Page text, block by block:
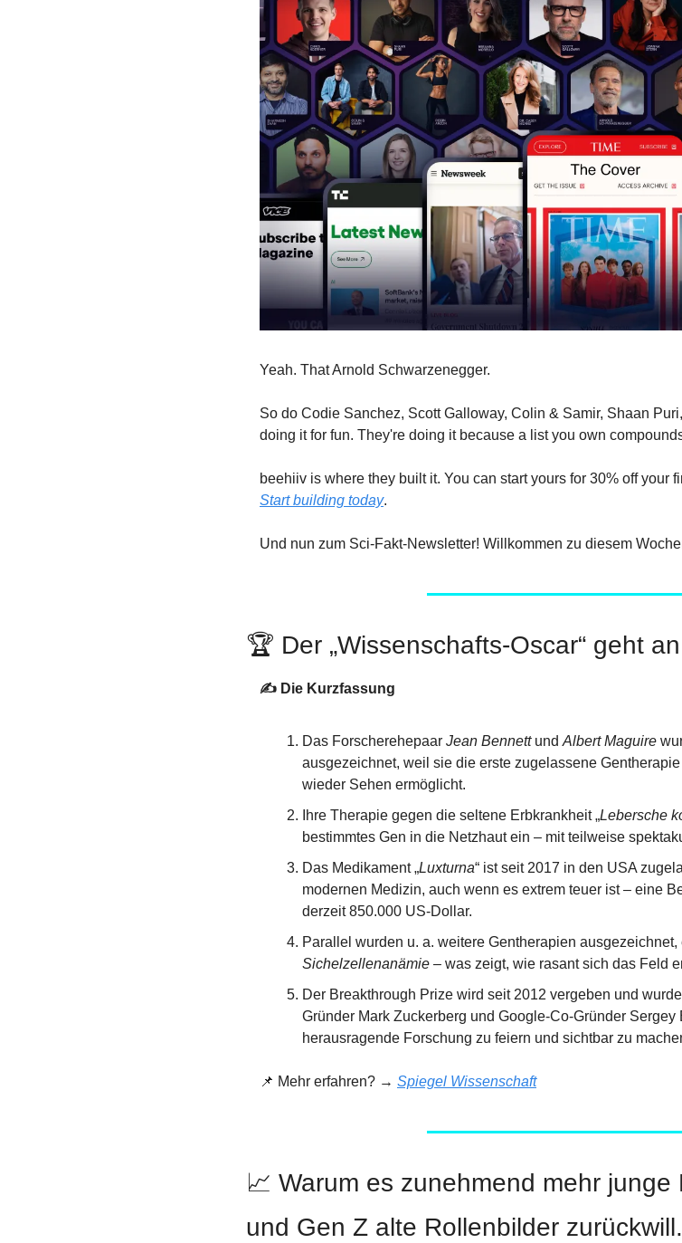
Yeah. That Arnold Schwarzenegger.
So do Codie Sanchez, Scott Galloway, Colin & Samir, Shaan
doing it for fun. They're doing it because a list you own
beehiiv is where they built it. You can start yours for 30% off your
Start building today.
Und nun zum Sci-Fakt-Newsletter! Willkommen zu diesem
🏆 Der „Wissenschafts-Oscar“ geht
✍️ Die Kurzfassung
Das Forscherehepaar Jean Bennett und Albert Maguire
ausgezeichnet, weil sie die erste zugelassene
wieder Sehen ermöglicht.
Ihre Therapie gegen die seltene Erbkrankheit „Lebersche
bestimmtes Gen in die Netzhaut ein – mit teilweise
Das Medikament „Luxturna“ ist seit 2017 in den USA
modernen Medizin, auch wenn es extrem teuer ist – eine
derzeit 850.000 US-Dollar.
Sichelzellenanämie – was zeigt, wie rasant sich das Feld
Der Breakthrough Prize wird seit 2012 vergeben und
Gründer Mark Zuckerberg und Google-Co-Gründer
herausragende Forschung zu feiern und sichtbar zu
📌 Mehr erfahren? → Spiegel Wissenschaft
📈 Warum es zunehmend mehr
und Gen Z alte Rollenbilder zurückwill.